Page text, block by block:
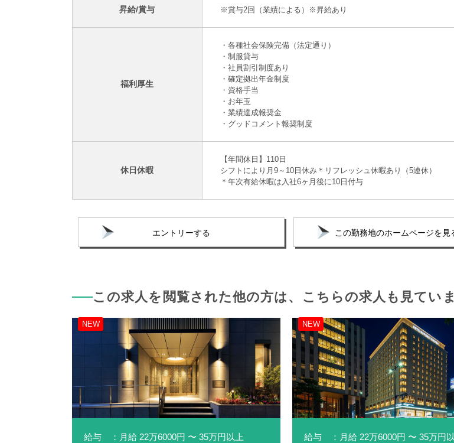
昇給/賞与 ※賞与2回（業績による）※昇給あり
福利厚生
・各種社会保険完備（法定通り）
・制服貸与
・社員割引制度あり
・確定拠出年金制度
・資格手当
・お年玉
・業績達成報奨金
・グッドコメント報奨制度
休日休暇
【年間休日】110日
シフトにより月9～10日休み＊リフレッシュ休暇あり（5連休）
＊年次有給休暇は入社6ヶ月後に10日付与
エントリーする この勤務地のホームページを見
この求人を閲覧された他の方は、 こちらの求人も見てい
NEW
給与 ：月給 22万6000円 〜 35万円以上
NEW
給与 ：月給 22万6000円 〜 35万円